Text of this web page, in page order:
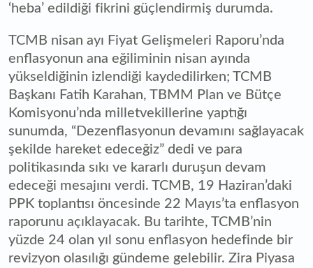
‘heba’ edildiği fikrini güçlendirmiş durumda.
TCMB nisan ayı Fiyat Gelişmeleri Raporu’nda
enflasyonun ana eğiliminin nisan ayında
yükseldiğinin izlendiği kaydedilirken; TCMB
Başkanı Fatih Karahan, TBMM Plan ve Bütçe
Komisyonu’nda milletvekillerine yaptığı
sunumda, “Dezenflasyonun devamını sağlayacak
şekilde hareket edeceğiz” dedi ve para
politikasında sıkı ve kararlı duruşun devam
edeceği mesajını verdi. TCMB, 19 Haziran’daki
PPK toplantısı öncesinde 22 Mayıs’ta enflasyon
raporunu açıklayacak. Bu tarihte, TCMB’nin
yüzde 24 olan yıl sonu enflasyon hedefinde bir
revizyon olasılığı gündeme gelebilir. Zira Piyasa